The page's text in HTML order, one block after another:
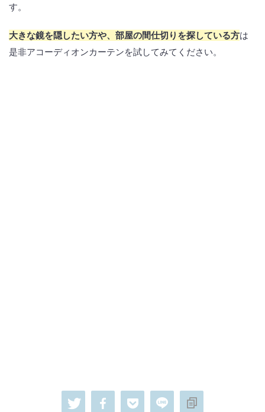
す。
大きな鏡を隠したい方や、部屋の間仕切りを探している方は
是非アコーディオンカーテンを試してみてください。